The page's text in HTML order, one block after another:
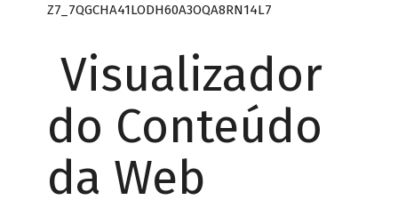
Z7_7QGCHA41LODH60A3OQA8RN14L7
Visualizador
do Conteúdo
da Web